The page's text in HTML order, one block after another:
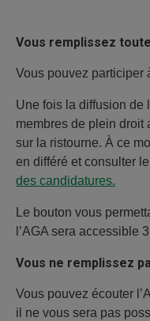
Vous remplissez
Vous pouvez participer
Une fois la diffusion de
membres de plein droit
sur la ristourne. À ce
en différé et consulter le
des candidatures.
Le bouton vous
l’AGA sera accessible
Vous ne remplissez
Vous pouvez écouter
il ne vous sera pas